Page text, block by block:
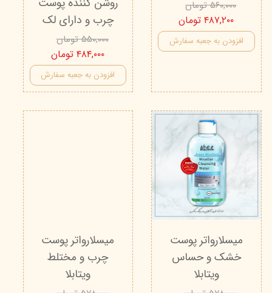
۵۶۰,۰۰۰ تومان
۴۸۷,۲۰۰ تومان
افزودن به جعبه سفارش
چرب و دارای لک
۵۵۰,۰۰۰ تومان
۴۸۴,۰۰۰ تومان
افزودن به جعبه سفارش
میسلار‌واتر پوست
خشک و حساس
ویتابلا
میسلار‌واتر پوست
چرب و مختلط
ویتابلا